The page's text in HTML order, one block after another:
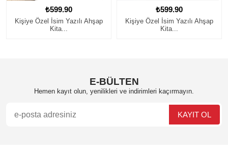
İsim Yazılı Ahşap
Kişiye Özel İsim Yazılı Ahşap
Kişiye
E-BÜLTEN
Hemen kayıt olun, yenilikleri ve indirimleri kaçırmayın.